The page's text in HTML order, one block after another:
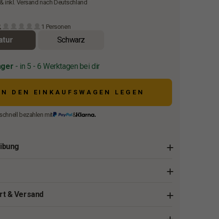
inkl. Versand nach Deutschland
1 Personen
Schwarz
- in 5 - 6 Werktagen bei dir
DEN EINKAUFSWAGEN LEGEN
bezahlen mit &
& Versand